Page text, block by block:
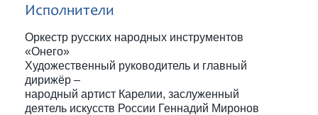
Исполнители
Оркестр русских народных инструментов
«Онего»
Художественный руководитель и главный
дирижёр –
народный артист Карелии, заслуженный
деятель искусств России Геннадий Миронов